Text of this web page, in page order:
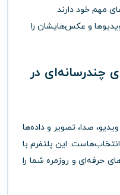
مهم خود دارند
و عکس‌هایشان را
چندرسانه‌ای در
صدا، تصویر و داده‌ها
این پلتفرم با
حرفه‌ای و روزمره شما را